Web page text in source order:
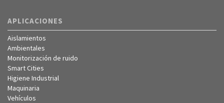
APLICACIONES
Aislamientos
Ambientales
Monitorización de ruido
Smart Cities
Higiene Industrial
Maquinaria
Vehículos